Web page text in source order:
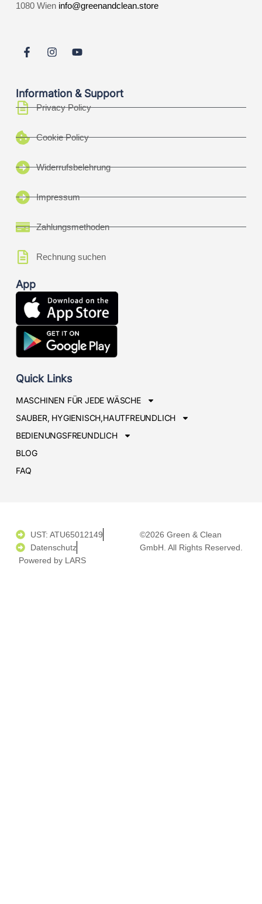
1080 Wien info@greenandclean.store
Information & Support
Privacy Policy
Cookie Policy
Widerrufsbelehrung
Impressum
Zahlungsmethoden
Rechnung suchen
App
Quick Links
MASCHINEN FÜR JEDE WÄSCHE
SAUBER, HYGIENISCH,HAUTFREUNDLICH
BEDIENUNGSFREUNDLICH
BLOG
FAQ
UST: ATU65012149
Datenschutz
Powered by LARS
©2026 Green & Clean
GmbH. All Rights Reserved.